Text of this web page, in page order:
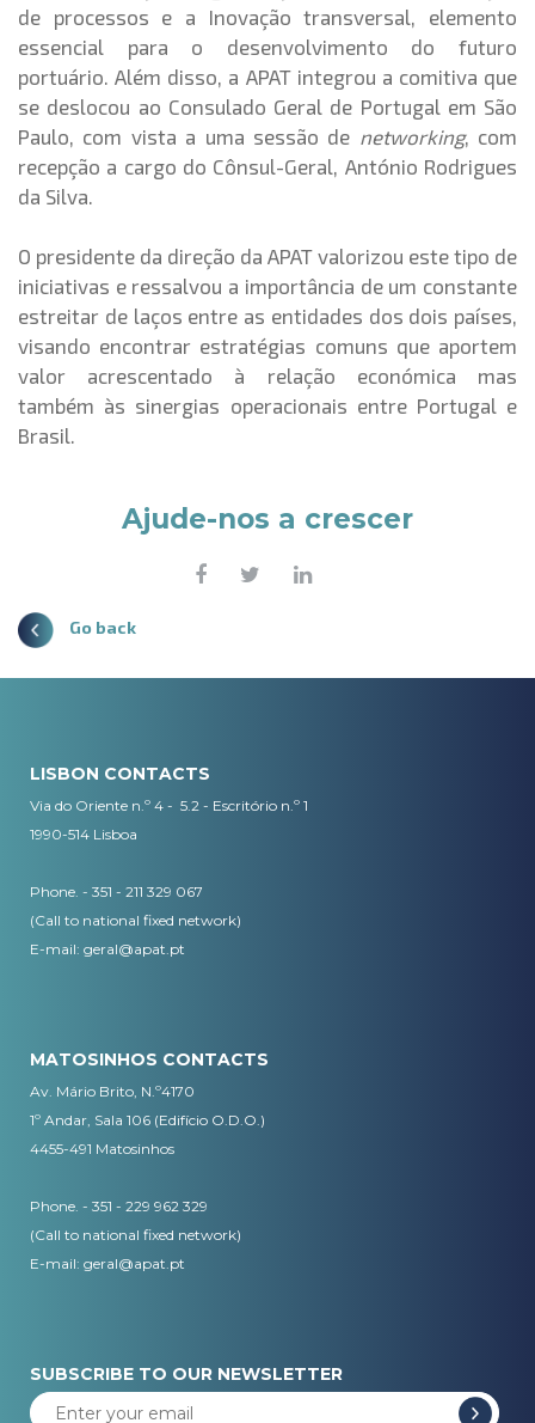
de processos e a Inovação transversal, elemento
essencial para o desenvolvimento do futuro
portuário. Além disso, a APAT integrou a comitiva que
se deslocou ao Consulado Geral de Portugal em São
Paulo, com vista a uma sessão de networking, com
recepção a cargo do Cônsul-Geral, António Rodrigues
da Silva.
O presidente da direção da APAT valorizou este tipo de
iniciativas e ressalvou a importância de um constante
estreitar de laços entre as entidades dos dois países,
visando encontrar estratégias comuns que aportem
valor acrescentado à relação económica mas
também às sinergias operacionais entre Portugal e
Brasil.
Ajude-nos a crescer
Go back
LISBON CONTACTS
Via do Oriente n.º 4 - 5.2 - Escritório n.º 1
1990-514 Lisboa
Phone. - 351 - 211 329 067
(Call to national fixed network)
​E-mail: geral@apat.pt
MATOSINHOS CONTACTS
Av. Mário Brito, N.º4170
1º Andar, Sala 106 (Edifício O.D.O.)
4455-491 Matosinhos
Phone. - 351 - 229 962 329
(Call to national fixed network)
E-mail: geral@apat.pt
SUBSCRIBE TO OUR NEWSLETTER